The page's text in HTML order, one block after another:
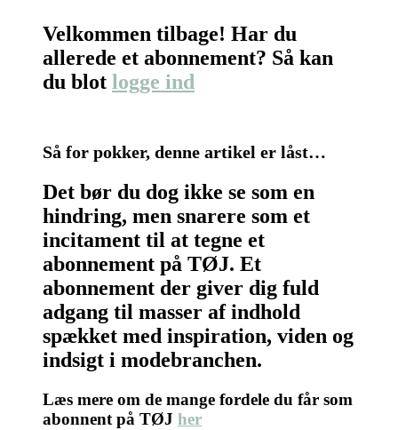
Velkommen tilbage! Har du
allerede et abonnement? Så kan
du blot logge ind
Så for pokker, denne artikel er låst…
Det bør du dog ikke se som en
hindring, men snarere som et
incitament til at tegne et
abonnement på TØJ. Et
abonnement der giver dig fuld
adgang til masser af indhold
spækket med inspiration, viden og
indsigt i modebranchen.
Læs mere om de mange fordele du får som
abonnent på TØJ her